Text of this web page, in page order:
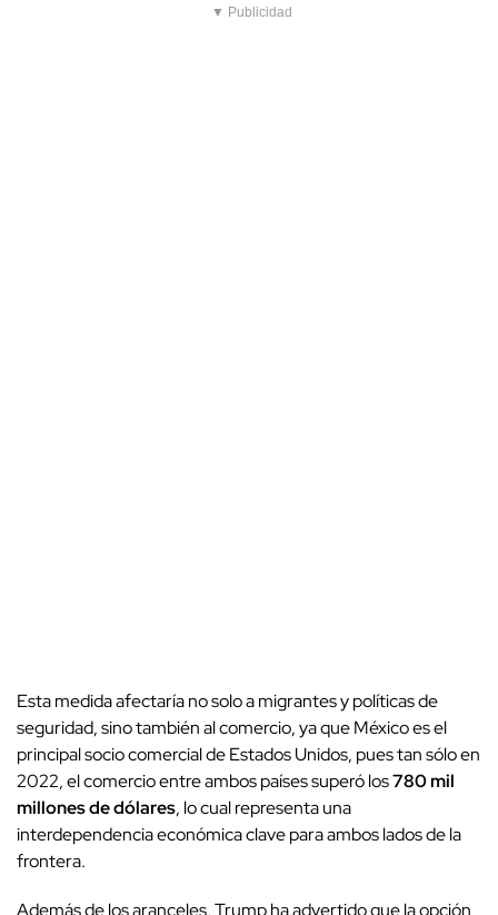
▼ Publicidad
Esta medida afectaría no solo a migrantes y políticas de
seguridad, sino también al comercio, ya que México es el
principal socio comercial de Estados Unidos, pues tan sólo en
2022, el comercio entre ambos países superó los780 mil
millones de dólares, lo cual representa una
interdependencia económica clave para ambos lados de la
frontera.